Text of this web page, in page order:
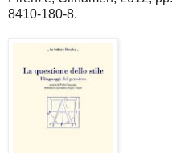
8410-180-8.